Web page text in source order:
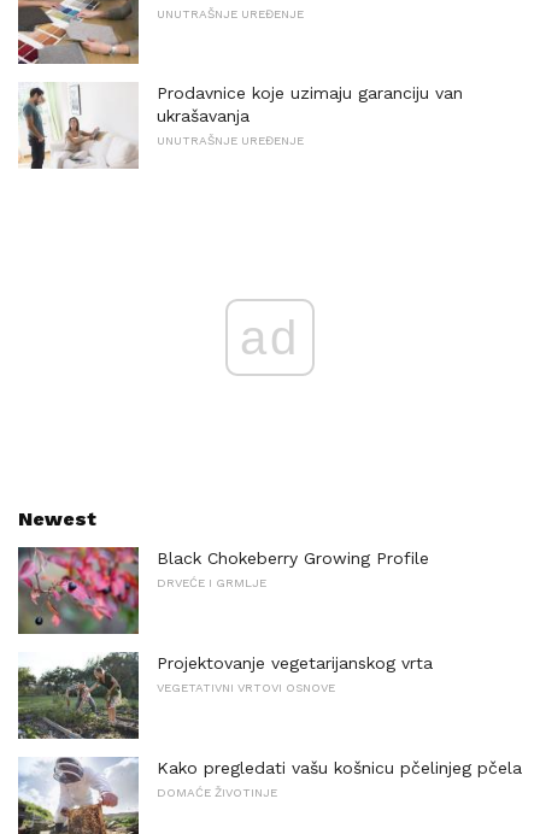
UNUTRAŠNJE UREĐENJE
Prodavnice koje uzimaju garanciju van
ukrašavanja
UNUTRAŠNJE UREĐENJE
ad
Newest
Black Chokeberry Growing Profile
DRVEĆE I GRMLJE
Projektovanje vegetarijanskog vrta
VEGETATIVNI VRTOVI OSNOVE
Kako pregledati vašu košnicu pčelinjeg pčela
DOMAĆE ŽIVOTINJE